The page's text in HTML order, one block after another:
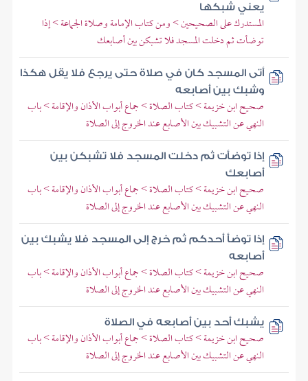
يعني شبكها
المستدرك على الصحيحين > ومن كتاب الإمامة وصلاة الجماعة > إذا
توضأت ثم دخلت المسجد فلا تشبكن بين أصابعك
أتى المسجد كان في صلاة حتى يرجع فلا يقل هكذا
وشبك بين أصابعه
صحيح ابن خزيمة > كتاب الصلاة > جماع أبواب الأذان والإقامة > باب
النهي عن التشبيك بين الأصابع عند الخروج إلى الصلاة
إذا توضأت ثم دخلت المسجد فلا تشبكن بين
أصابعك
صحيح ابن خزيمة > كتاب الصلاة > جماع أبواب الأذان والإقامة > باب
النهي عن التشبيك بين الأصابع عند الخروج إلى الصلاة
إذا توضأ أحدكم ثم خرج إلى المسجد فلا يشبك بين
أصابعه
صحيح ابن خزيمة > كتاب الصلاة > جماع أبواب الأذان والإقامة > باب
النهي عن التشبيك بين الأصابع عند الخروج إلى الصلاة
يشبك أحد بين أصابعه في الصلاة
صحيح ابن خزيمة > كتاب الصلاة > جماع أبواب الأذان والإقامة > باب
النهي عن التشبيك بين الأصابع عند الخروج إلى الصلاة